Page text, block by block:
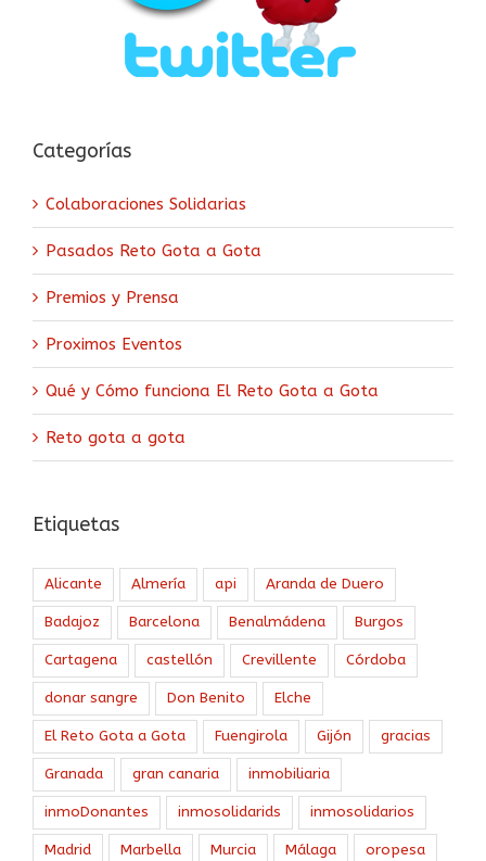
Categorías
Colaboraciones Solidarias
Pasados Reto Gota a Gota
Premios y Prensa
Proximos Eventos
Qué y Cómo funciona El Reto Gota a Gota
Reto gota a gota
Etiquetas
Alicante Almería api Aranda de Duero
Badajoz Barcelona Benalmádena Burgos
Cartagena castellón Crevillente Córdoba
donar sangre Don Benito Elche
El Reto Gota a Gota Fuengirola Gijón gracias
Granada gran canaria inmobiliaria
inmoDonantes inmosolidarids inmosolidarios
Madrid Marbella Murcia Málaga oropesa